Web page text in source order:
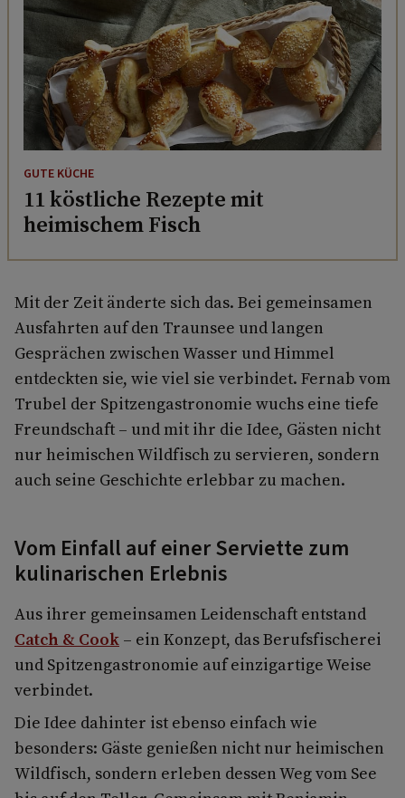
GUTE KÜCHE
11 köstliche Rezepte mit
heimischem Fisch
Mit der Zeit änderte sich das. Bei gemeinsamen
Ausfahrten auf den Traunsee und langen
Gesprächen zwischen Wasser und Himmel
entdeckten sie, wie viel sie verbindet. Fernab vom
Trubel der Spitzengastronomie wuchs eine tiefe
Freundschaft – und mit ihr die Idee, Gästen nicht
nur heimischen Wildfisch zu servieren, sondern
auch seine Geschichte erlebbar zu machen.
Vom Einfall auf einer Serviette zum
kulinarischen Erlebnis
Aus ihrer gemeinsamen Leidenschaft entstand
Catch & Cook – ein Konzept, das Berufsfischerei
und Spitzengastronomie auf einzigartige Weise
verbindet.
Die Idee dahinter ist ebenso einfach wie
besonders: Gäste genießen nicht nur heimischen
Wildfisch, sondern erleben dessen Weg vom See